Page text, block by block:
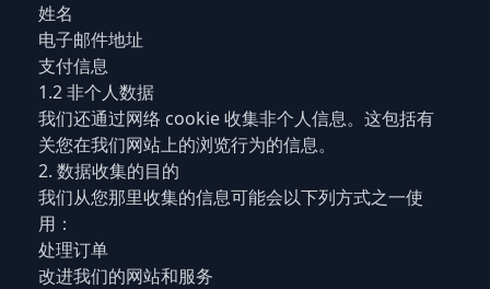
姓名
电子邮件地址
支付信息
1.2 非个人数据
我们还通过网络 cookie 收集非个人信息。这包括有
关您在我们网站上的浏览行为的信息。
2. 数据收集的目的
我们从您那里收集的信息可能会以下列方式之一使
用：
处理订单
改进我们的网站和服务